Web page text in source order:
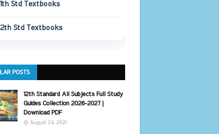
Std Textbooks
Std Textbooks
POSTS
12th Standard All Subjects Full Study
Guides Collection 2026-2027 |
Download PDF
August 24, 2021